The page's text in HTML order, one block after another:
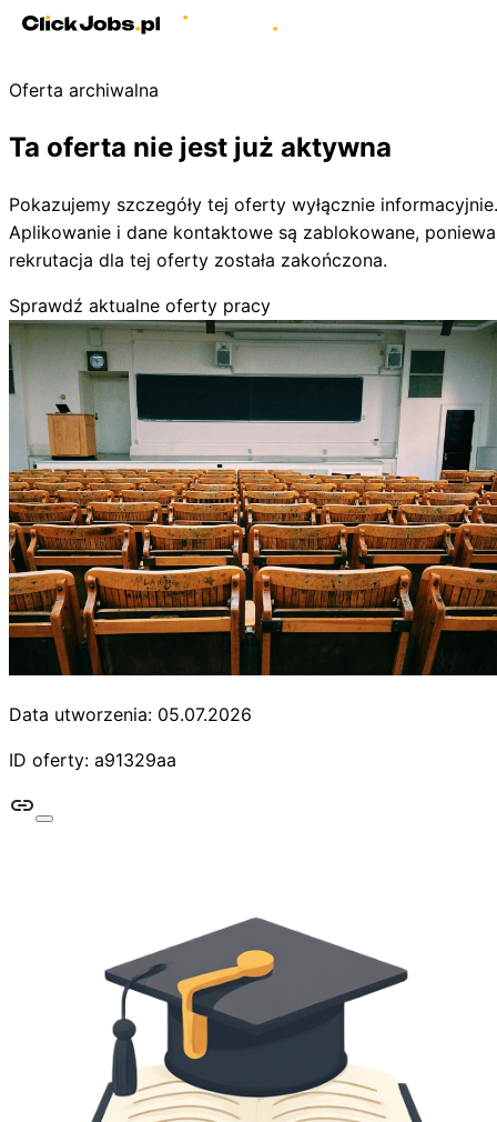
Oferta archiwalna
Ta oferta nie jest już aktywna
Pokazujemy szczegóły tej oferty wyłącznie informacyjnie.
Aplikowanie i dane kontaktowe są zablokowane,
rekrutacja dla tej oferty została zakończona.
Sprawdź aktualne oferty pracy
Data utworzenia: 05.07.2026
ID oferty: a91329aa